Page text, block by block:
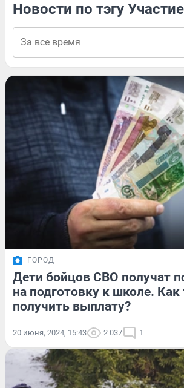
Новости по тэгу
ГОРОД
Дети бойцов СВО получат
на подготовку к школе. Как
получить выплату?
20 июня, 2024, 15:43 2 037 1